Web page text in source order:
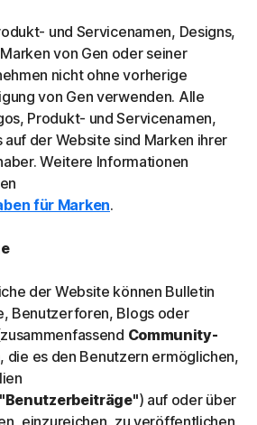
und Servicenamen, Designs,
von Gen oder seiner
nicht ohne vorherige
von Gen verwenden. Alle
Produkt- und Servicenamen,
auf der Website sind Marken ihrer
Weitere Informationen
für Marken.
der Website können Bulletin
Benutzerforen, Blogs oder
Community-
die es den Benutzern ermöglichen,
"Benutzerbeiträge") auf oder über
einzureichen, zu veröffentlichen,